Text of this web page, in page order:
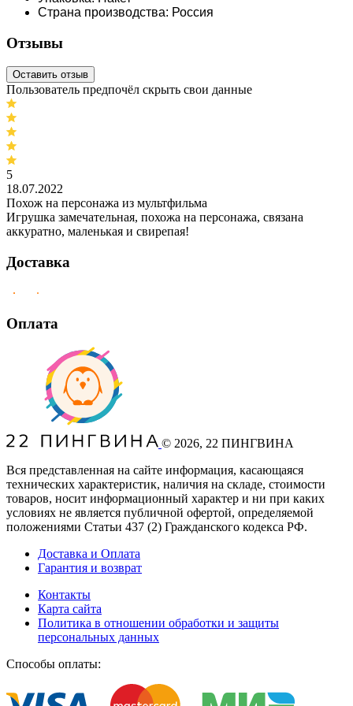
Страна производства: Россия
Отзывы
Оставить отзыв
Пользователь предпочёл скрыть свои данные
5
18.07.2022
Похож на персонажа из мультфильма
Игрушка замечательная, похожа на персонажа, связана
аккуратно, маленькая и свирепая!
Доставка
Оплата
© 2026, 22 ПИНГВИНА
Вся представленная на сайте информация, касающаяся
технических характеристик, наличия на складе, стоимости
товаров, носит информационный характер и ни при каких
условиях не является публичной офертой, определяемой
положениями Статьи 437 (2) Гражданского кодекса РФ.
Доставка и Оплата
Гарантия и возврат
Контакты
Карта сайта
Политика в отношении обработки и защиты
персональных данных
Способы оплаты: